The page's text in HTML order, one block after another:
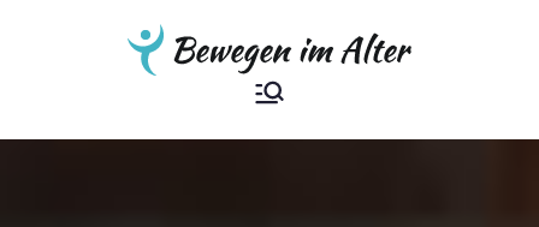
Bewegen im
Der Ratgeber